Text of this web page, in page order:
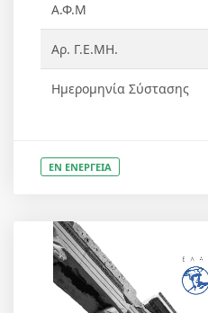
Α.Φ.Μ
Αρ. Γ.Ε.ΜΗ.
Ημερομηνία Σύστασης
ΕΝ ΕΝΕΡΓΕΙΑ